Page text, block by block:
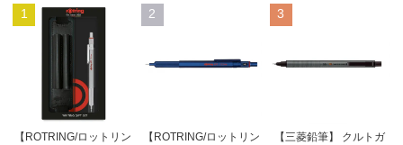
1
【ROTRING/ロットリン
2
【ROTRING/ロットリン
3
【三菱鉛筆】 クルトガ